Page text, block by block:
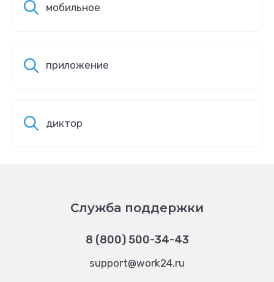
мобильное
приложение
диктор
Служба поддержки
8 (800) 500-34-43
support@work24.ru